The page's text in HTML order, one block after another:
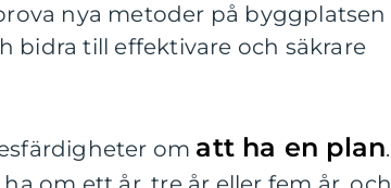
nya metoder på byggplatsen
bidra till effektivare och säkrare
om att ha en plan.